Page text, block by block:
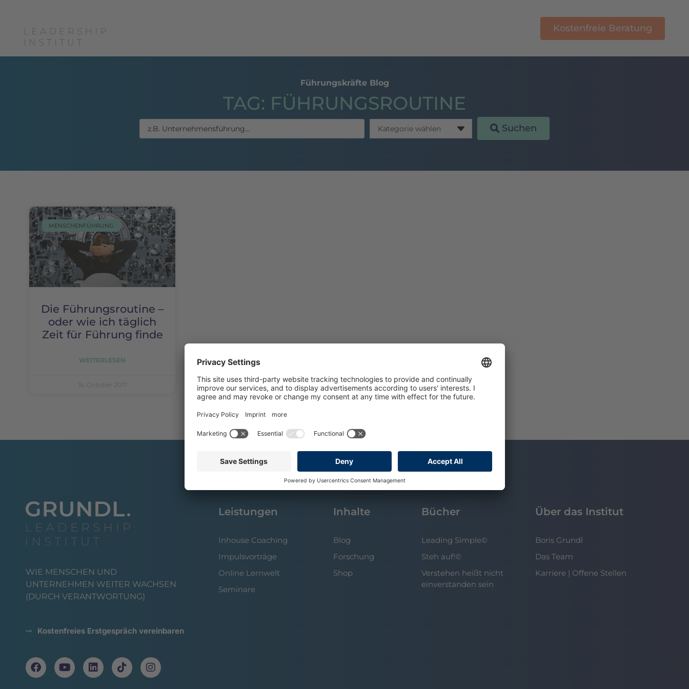
Kostenfreie Beratung
Führungskräfte Blog
TAG: FÜHRUNGSROUTINE
Suchen
MENSCHENFÜHRUNG
Die Führungsroutine –
oder wie ich täglich
Zeit für Führung finde
WEITERLESEN
16. October 2017
WIE MENSCHEN UND
UNTERNEHMEN WEITER WACHSEN
(DURCH VERANTWORTUNG)
Kostenfreies Erstgespräch vereinbaren
Leistungen
Inhouse Coaching
Impulsvorträge
Online Lernwelt
Seminare
Inhalte
Blog
Forschung
Shop
Bücher
Leading Simple©
Steh auf!©
Verstehen heißt nicht
einverstanden sein
Über das Institut
Boris Grundl
Das Team
Karriere | Offene Stellen